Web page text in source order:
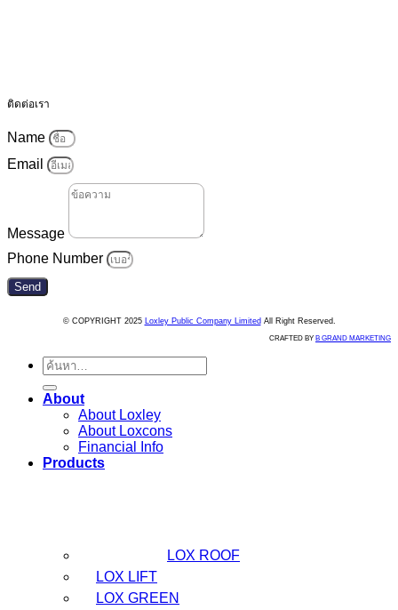
ติดต่อเรา
Name
Email
Message
Phone Number
Send
© COPYRIGHT 2025 Loxley Public Company Limited All Right Reserved.
CRAFTED BY B GRAND MARKETING
ค้นหา:
About
About Loxley
About Loxcons
Financial Info
Products
LOX ROOF
LOX LIFT
LOX GREEN